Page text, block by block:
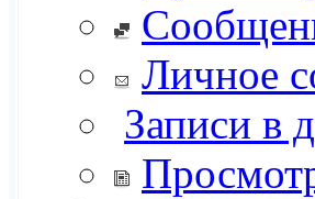
Личное
Записи в